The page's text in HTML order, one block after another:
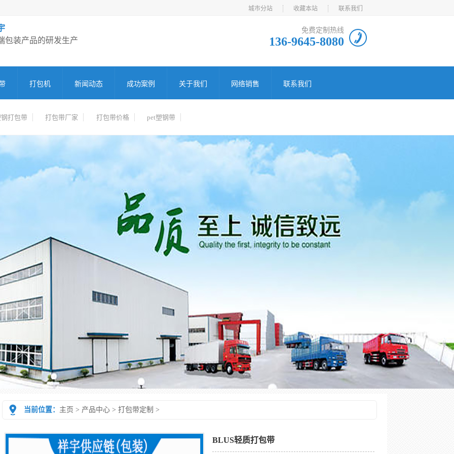
城市分站 收藏本站 联系我们
包装产品的研发生产
免费定制热线
136-9645-8080
打包机 新闻动态 成功案例 关于我们 网络销售 联系我们
打包带 打包带厂家 打包带价格 pet塑钢带
当前位置： 主页 > 产品中心 > 打包带定制 >
BLUS轻质打包带